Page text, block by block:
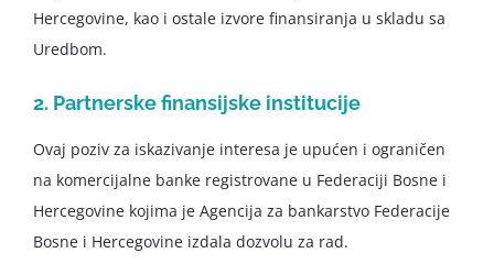
Hercegovine, kao i ostale izvore finansiranja u skladu sa
Uredbom.
2. Partnerske finansijske institucije
Ovaj poziv za iskazivanje interesa je upućen i ograničen
na komercijalne banke registrovane u Federaciji Bosne i
Hercegovine kojima je Agencija za bankarstvo Federacije
Bosne i Hercegovine izdala dozvolu za rad.